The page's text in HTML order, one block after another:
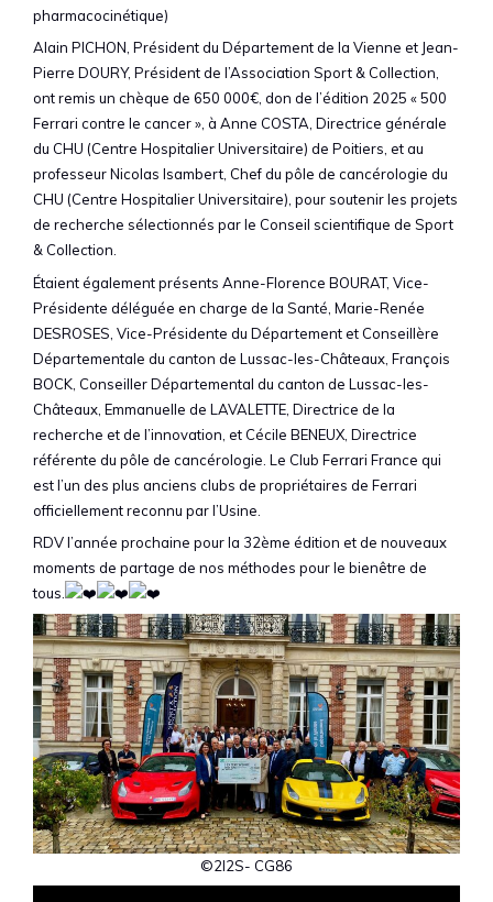
pharmacocinétique)
Alain PICHON, Président du Département de la Vienne et Jean-
Pierre DOURY, Président de l’Association Sport & Collection,
ont remis un chèque de 650 000€, don de l’édition 2025 « 500
Ferrari contre le cancer », à Anne COSTA, Directrice générale
du CHU (Centre Hospitalier Universitaire) de Poitiers, et au
professeur Nicolas Isambert, Chef du pôle de cancérologie du
CHU (Centre Hospitalier Universitaire), pour soutenir les projets
de recherche sélectionnés par le Conseil scientifique de Sport
& Collection.
Étaient également présents Anne-Florence BOURAT, Vice-
Présidente déléguée en charge de la Santé, Marie-Renée
DESROSES, Vice-Présidente du Département et Conseillère
Départementale du canton de Lussac-les-Châteaux, François
BOCK, Conseiller Départemental du canton de Lussac-les-
Châteaux, Emmanuelle de LAVALETTE, Directrice de la
recherche et de l’innovation, et Cécile BENEUX, Directrice
référente du pôle de cancérologie. Le Club Ferrari France qui
est l’un des plus anciens clubs de propriétaires de Ferrari
officiellement reconnu par l’Usine.
RDV l’année prochaine pour la 32ème édition et de nouveaux
moments de partage de nos méthodes pour le bienêtre de
tous.
©2I2S- CG86